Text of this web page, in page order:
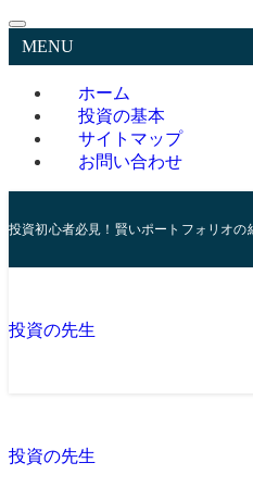
MENU
ホーム
投資の基本
サイトマップ
お問い合わせ
投資初心者必見！賢いポートフォリオ
投資の先生
投資の先生